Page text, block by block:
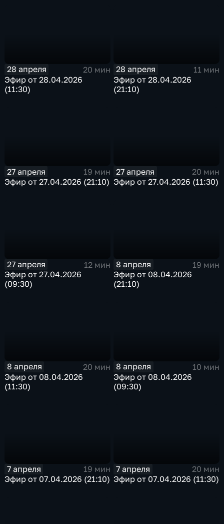
28 апреля
20 мин
Эфир от 28.04.2026
(11:30)
28 апреля
11 мин
Эфир от 28.04.2026
(21:10)
27 апреля
19 мин
Эфир от 27.04.2026 (21:10)
27 апреля
20 мин
Эфир от 27.04.2026 (11:30)
27 апреля
12 мин
Эфир от 27.04.2026
(09:30)
8 апреля
19 мин
Эфир от 08.04.2026
(21:10)
8 апреля
20 мин
Эфир от 08.04.2026
(11:30)
8 апреля
10 мин
Эфир от 08.04.2026
(09:30)
7 апреля
19 мин
Эфир от 07.04.2026 (21:10)
7 апреля
20 мин
Эфир от 07.04.2026 (11:30)